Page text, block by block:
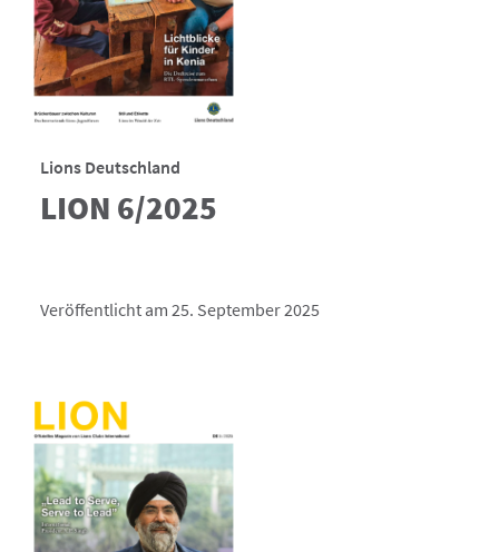
Lions Deutschland
LION 6/2025
Veröffentlicht am 25. September 2025